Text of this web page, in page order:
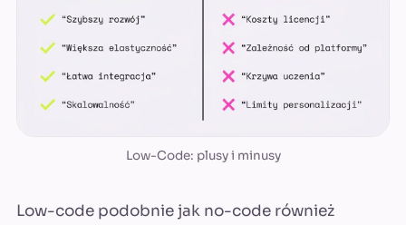
Low-Code: plusy i minusy
Low-code podobnie jak no-code również